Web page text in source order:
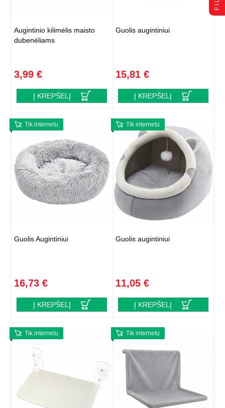
Augintinio kilimėlis maisto
dubenėliams
3,99 €
Į KREPŠELĮ
Guolis augintiniui
15,81 €
Į KREPŠELĮ
Tik internetu
Guolis Augintiniui
16,73 €
Į KREPŠELĮ
Tik internetu
Guolis augintiniui
11,05 €
Į KREPŠELĮ
Tik internetu Tik internetu